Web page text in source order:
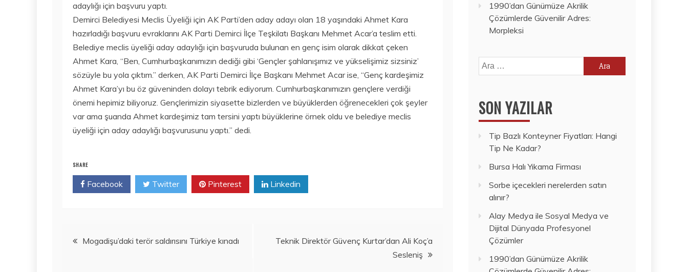
adaylığı için başvuru yaptı.
Demirci Belediyesi Meclis Üyeliği için AK Parti’den aday adayı olan 18 yaşındaki Ahmet Kara
hazırladığı başvuru evraklarını AK Parti Demirci İlçe Teşkilatı Başkanı Mehmet Acar’a teslim etti.
Belediye meclis üyeliği aday adaylığı için başvuruda bulunan en genç isim olarak dikkat çeken
Ahmet Kara, “Ben, Cumhurbaşkanımızın dediği gibi ‘Gençler şahlanışımız ve yükselişimiz sizsiniz’
sözüyle bu yola çıktım.” derken, AK Parti Demirci İlçe Başkanı Mehmet Acar ise, “Genç kardeşimiz
Ahmet Kara’yı bu öz güveninden dolayı tebrik ediyorum. Cumhurbaşkanımızın gençlere verdiği
önemi hepimiz biliyoruz. Gençlerimizin siyasette bizlerden ve büyüklerden öğrenecekleri çok şeyler
var ama şuanda Ahmet kardeşimiz tam tersini yaptı büyüklerine örnek oldu ve belediye meclis
üyeliği için aday adaylığı başvurusunu yaptı.” dedi.
SHARE
Facebook Twitter Pinterest Linkedin
YazıMogadişu’daki terör saldırısını Türkiye kınadı
Teknik Direktör Güvenç Kurtar’dan Ali Koç’a
Sesleniş
1990’dan Günümüze Akrilik
Çözümlerde Güvenilir Adres:
Morpleksi
Arama:
SON YAZILAR
Tip Bazlı Konteyner Fiyatları: Hangi
Tip Ne Kadar?
Bursa Halı Yıkama Firması
Sorbe içecekleri nerelerden satın
alınır?
Alay Medya ile Sosyal Medya ve
Dijital Dünyada Profesyonel
Çözümler
1990’dan Günümüze Akrilik